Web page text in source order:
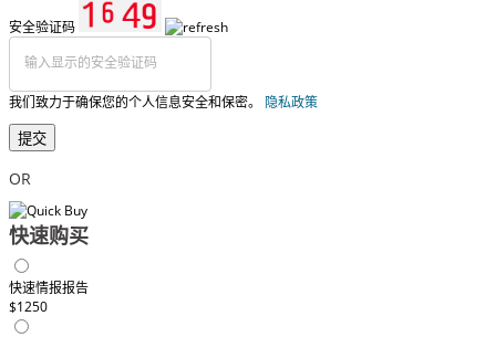
安全验证码
我们致力于确保您的个人信息安全和保密。 隐私政策
提交
OR
快速购买
快速情报报告
$1250